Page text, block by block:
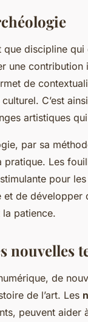
que discipline
une contribution
de
C’est
artistiques
par sa
pratique. Les
pour
de développer
la patience.
nouvelles
de
de l’art. Les
peuvent aider